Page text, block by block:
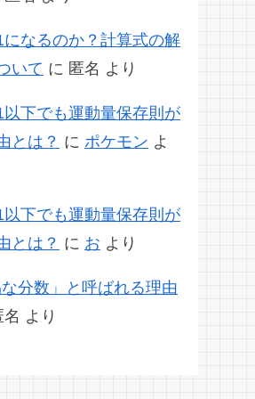
なるのか？計算式の解
いて に 匿名 より
以下でも運動量保存則が
とは？ に ポケモン よ
以下でも運動量保存則が
とは？ に お より
分数」と呼ばれる理由
名 より